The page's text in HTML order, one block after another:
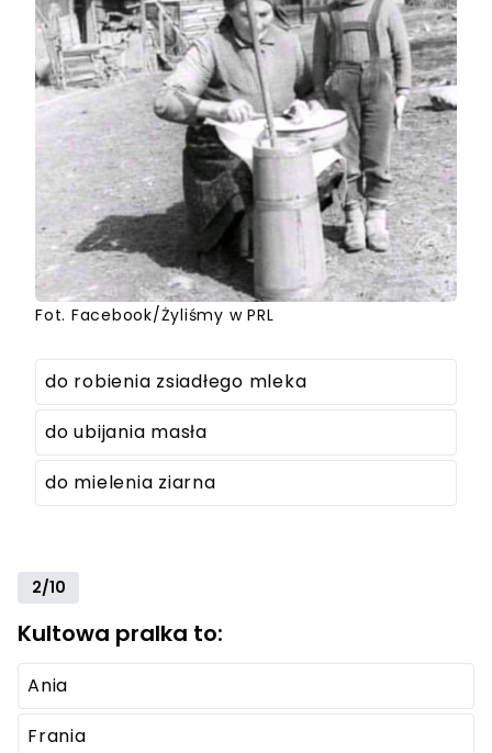
Fot. Facebook/Żyliśmy w PRL
do robienia zsiadłego mleka
do ubijania masła
do mielenia ziarna
2/10
Kultowa pralka to:
Ania
Frania